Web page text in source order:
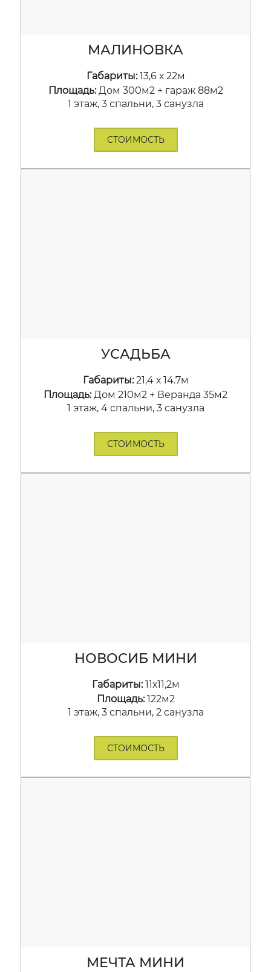
МАЛИНОВКА
Габариты:13,6 х 22м
Площадь:Дом 300м2 + гараж 88м2
1 этаж, 3 спальни, 3 санузла
СТОИМОСТЬ
УСАДЬБА
Габариты:21,4 х 14.7м
Площадь:Дом 210м2 + Веранда 35м2
1 этаж, 4 спальни, 3 санузла
СТОИМОСТЬ
НОВОСИБ МИНИ
Габариты:11х11,2м
Площадь:122м2
1 этаж, 3 спальни, 2 санузла
СТОИМОСТЬ
МЕЧТА МИНИ